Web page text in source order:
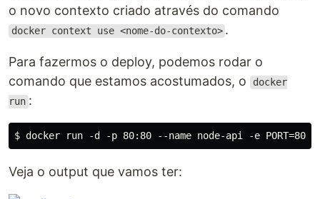
o novo contexto criado através do comando
docker context use <nome-do-contexto> .
Para fazermos o deploy, podemos rodar o
comando que estamos acostumados, o
docker
run :
Veja o output que vamos ter: